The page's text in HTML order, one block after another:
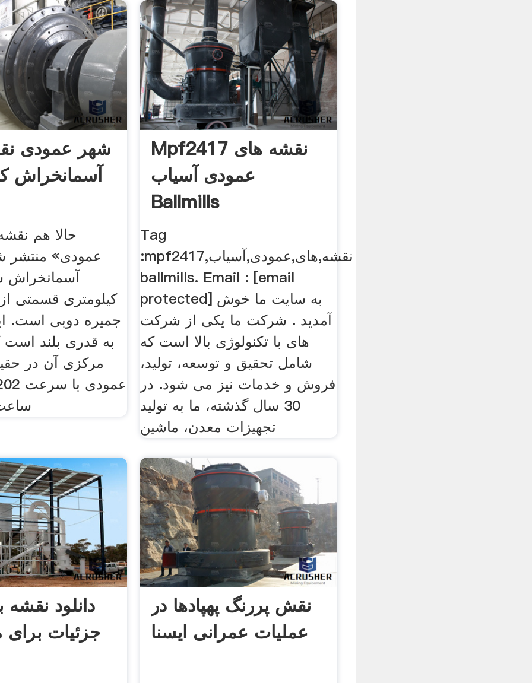
شهر عمودی
آسمانخراش
حالا هم
عمودی» منتشر
آسمانخراش
کیلومتری قسمتی
جمیره دوبی است.
به قدری بلند است
مرکزی آن در
Mpf2417 نقشه های
عمودی آسیاب
Ballmills
Tag
:mpf2417,نقشه,های,عمودی,آسیاب
ballmills. Email : [email
protected] به سایت ما خوش
آمدید . شرکت ما یکی از شرکت
های با تکنولوژی بالا است که
شامل تحقیق و توسعه، تولید،
فروش و خدمات نیز می شود. در
30 سال گذشته، ما به تولید
تجهیزات معدن، ماشین
دانلود نقشه
جزئیات برای
نقش پررنگ پهپادها در
عملیات عمرانی ایسنا